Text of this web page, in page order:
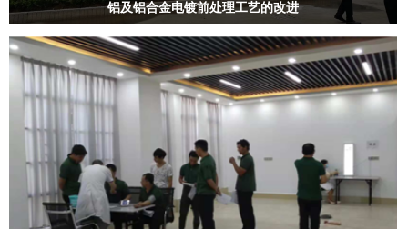
铝及铝合金电镀前处理工艺的改进